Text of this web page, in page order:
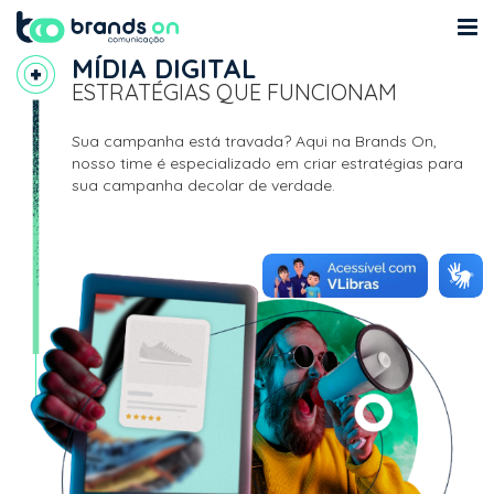
Quem Somos
Cases
MKT
Blog
Contato
MÍDIA DIGITAL
ESTRATÉGIAS QUE FUNCIONAM
Sua campanha está travada? Aqui na Brands On,
nosso time é especializado em criar estratégias para
sua campanha decolar de verdade.